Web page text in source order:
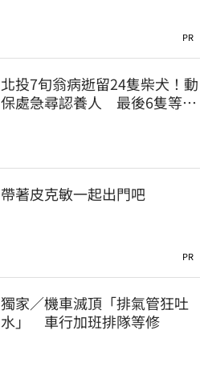
PR
北投7旬翁病逝留24隻柴犬！動
保處急尋認養人 最後6隻等新
帶著皮克敏一起出門吧
PR
獨家／機車滅頂「排氣管狂吐
水」 車行加班排隊等修